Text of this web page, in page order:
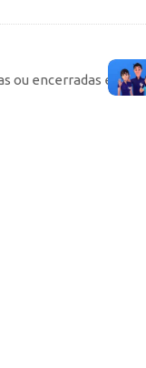
ou encerradas em